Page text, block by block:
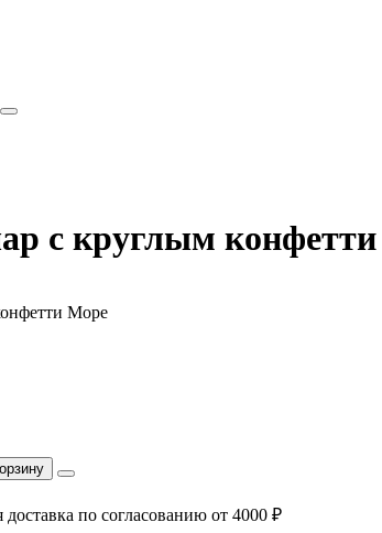
с круглым
доставка по согласованию от 4000 ₽